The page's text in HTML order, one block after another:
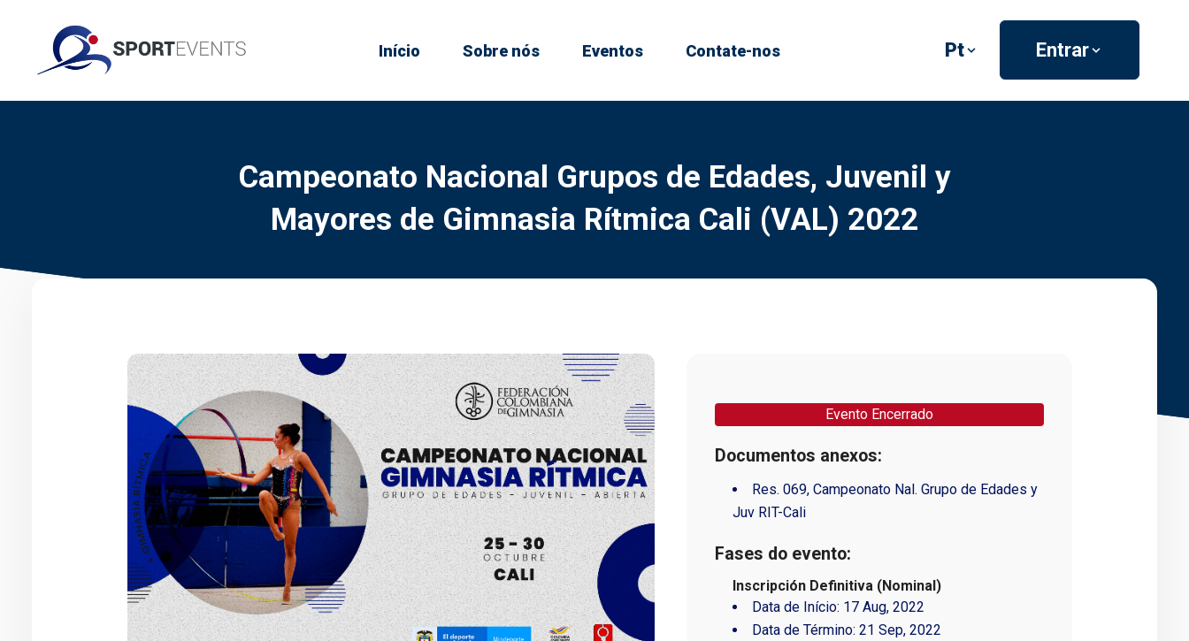
Início Sobre nós Eventos Contate-nos Pt Entrar
Campeonato Nacional Grupos de Edades, Juvenil y
Mayores de Gimnasia Rítmica Cali (VAL) 2022
Evento Encerrado
Documentos anexos:
Res. 069, Campeonato Nal. Grupo de Edades y
Juv RIT-Cali
Fases do evento:
Inscripción Definitiva (Nominal)
Data de Início: 17 Aug, 2022
Data de Término: 21 Sep, 2022